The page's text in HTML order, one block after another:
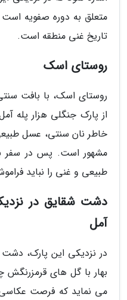
متعلق به دوره صفویه است
تاریخ غنی منطقه است.
روستای اسک
روستای اسک، با بافت
از پارک جنگلی هزار پله
خاطر نان سنتی، عسل
مشهور است. پس در سفر
طبیعی و غنی را نباید
دشت شقایق در
آمل
در نزدیکی این پارک،
بهار با گل های قرمزرنگش
می نماید که فرصت عکاسی